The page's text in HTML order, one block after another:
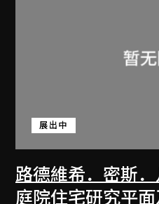
路德維希．密斯
展出中
庭院住宅研究平